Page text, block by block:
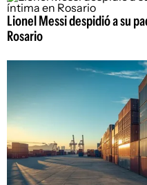
Lionel Messi despidió a su
Rosario